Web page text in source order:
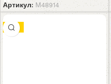
Артикул: М48914
-8%